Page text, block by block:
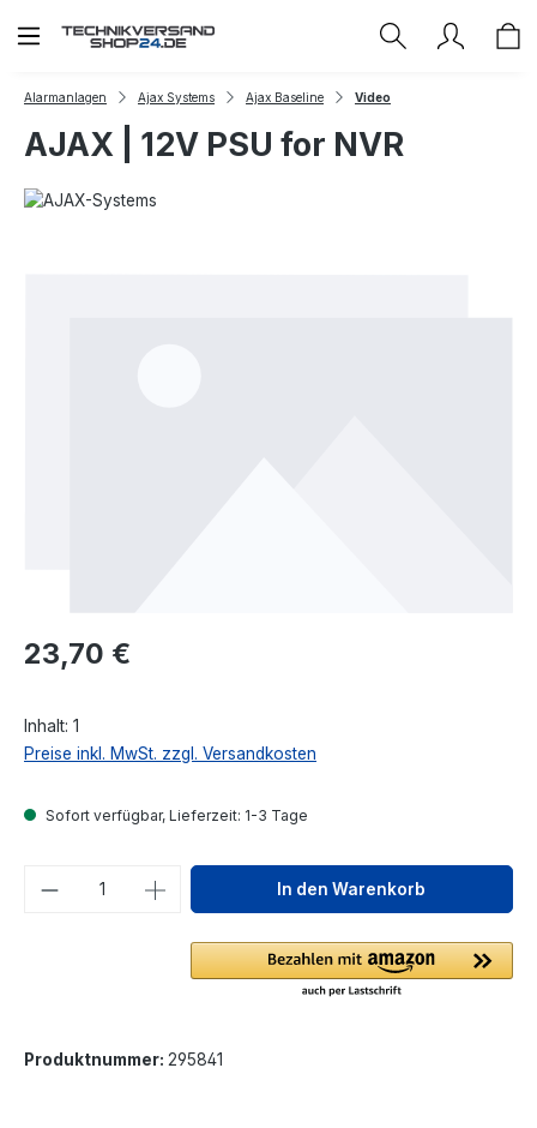
Zum Hauptinhalt springen
Alarmanlagen Ajax Systems Ajax Baseline Video
AJAX | 12V PSU for NVR
Regulärer Preis:
23,70 €
Inhalt: 1
Preise inkl. MwSt. zzgl. Versandkosten
Sofort verfügbar, Lieferzeit: 1-3 Tage
Produkt Anzahl: Gib denIn den Warenkorb
Produktnummer: 295841